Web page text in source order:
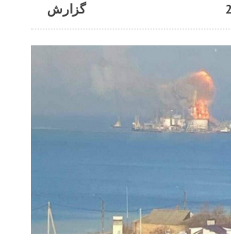
گزارش